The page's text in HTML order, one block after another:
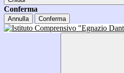
Conferma
Annulla Conferma